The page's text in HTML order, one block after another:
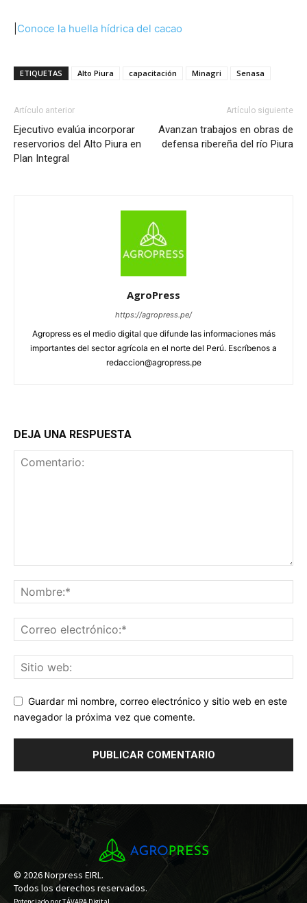
Conoce la huella hídrica del cacao
ETIQUETAS Alto Piura capacitación Minagri Senasa
Artículo anterior
Ejecutivo evalúa incorporar
reservorios del Alto Piura en
Plan Integral
Artículo siguiente
Avanzan trabajos en obras de
defensa ribereña del río Piura
AgroPress
https://agropress.pe/
Agropress es el medio digital que difunde las informaciones más
importantes del sector agrícola en el norte del Perú. Escríbenos a
redaccion@agropress.pe
DEJA UNA RESPUESTA
Guardar mi nombre, correo electrónico y sitio web en este
navegador la próxima vez que comente.
© 2026 Norpress EIRL.
Todos los derechos reservados.